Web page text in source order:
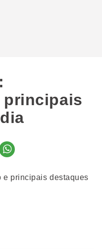
principais